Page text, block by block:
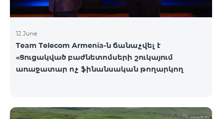
12 June
Team Telecom Armenia-ն ճանաչվել է
«Ցուցակված բաժնետոմսերի շուկայում
առաջատար ոչ ֆինանսական թողարկող